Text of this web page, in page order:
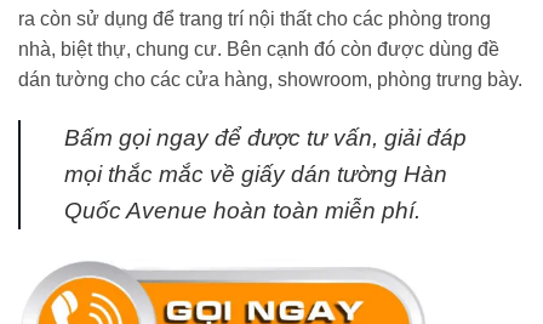
ra còn sử dụng để trang trí nội thất cho các phòng trong
nhà, biệt thự, chung cư. Bên cạnh đó còn được dùng đề
dán tường cho các cửa hàng, showroom, phòng trưng bày.
Bấm gọi ngay để được tư vấn, giải đáp
mọi thắc mắc về giấy dán tường Hàn
Quốc Avenue hoàn toàn miễn phí.